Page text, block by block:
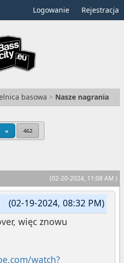
Logowanie Rejestracja
basowa > Nasze nagrania
« 462
(02-20-2024, 11:08 AM )
(02-19-2024, 08:32 PM)
więc znowu
watch?